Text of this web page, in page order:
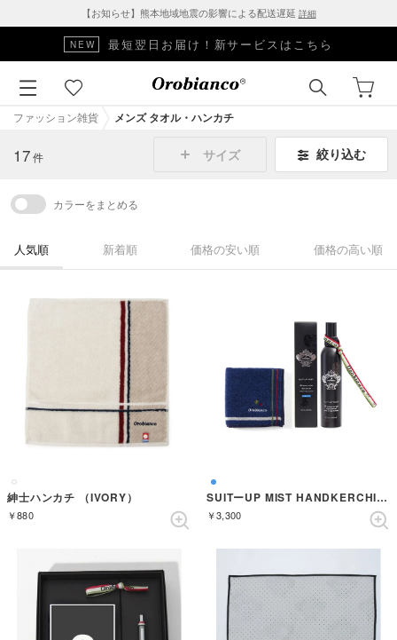
【お知らせ】熊本地域地震の影響による配送遅延 詳細
□■SALE対象アイテムはこちら■□
ファッション雑貨 メンズ タオル・ハンカチ
17件 サイズ 絞り込む
カラーをまとめる
人気順 新着順 価格の安い順 価格の高い順
紳士ハンカチ （IVORY）
￥880
SUITーUP MIST HANDKERCHIEF GIFT SET【返品不可商品】 （AZZURRO）
￥3,300